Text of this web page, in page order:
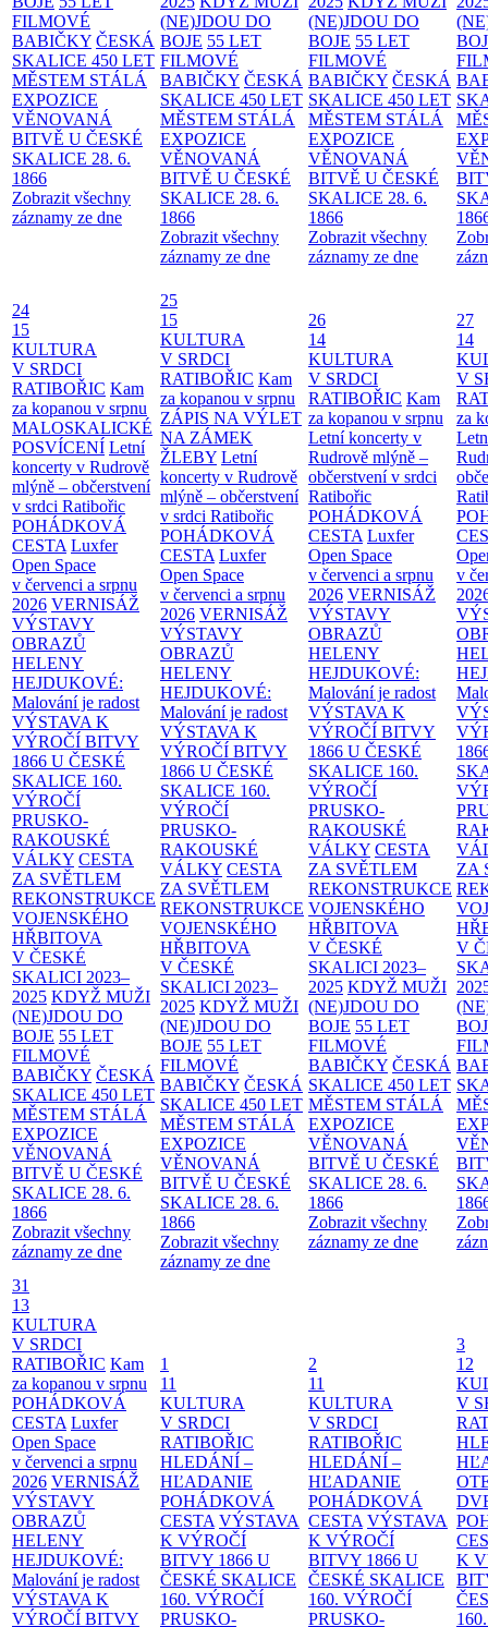
FILMOVÉ
BABIČKY ČESKÁ
SKALICE 450 LET
MĚSTEM STÁLÁ
EXPOZICE
VĚNOVANÁ
BITVĚ U ČESKÉ
SKALICE 28. 6.
1866
Zobrazit všechny
záznamy ze dne
(NE)JDOU DO
BOJE 55 LET
FILMOVÉ
BABIČKY ČESKÁ
SKALICE 450 LET
MĚSTEM STÁLÁ
EXPOZICE
VĚNOVANÁ
BITVĚ U ČESKÉ
SKALICE 28. 6.
1866
Zobrazit všechny
záznamy ze dne
(NE)JDOU DO
BOJE 55 LET
FILMOVÉ
BABIČKY ČESKÁ
SKALICE 450 LET
MĚSTEM STÁLÁ
EXPOZICE
VĚNOVANÁ
BITVĚ U ČESKÉ
SKALICE 28. 6.
1866
Zobrazit všechny
záznamy ze dne
24
15
KULTURA
V SRDCI
RATIBOŘIC Kam
za kopanou v srpnu
MALOSKALICKÉ
POSVÍCENÍ Letní
koncerty v Rudrově
mlýně – občerstvení
v srdci Ratibořic
POHÁDKOVÁ
CESTA Luxfer
Open Space
v červenci a srpnu
2026 VERNISÁŽ
VÝSTAVY
OBRAZŮ
HELENY
HEJDUKOVÉ:
Malování je radost
VÝSTAVA K
VÝROČÍ BITVY
1866 U ČESKÉ
SKALICE 160.
VÝROČÍ
PRUSKO-
RAKOUSKÉ
VÁLKY CESTA
ZA SVĚTLEM
REKONSTRUKCE
VOJENSKÉHO
HŘBITOVA
V ČESKÉ
SKALICI 2023–
2025 KDYŽ MUŽI
(NE)JDOU DO
BOJE 55 LET
FILMOVÉ
BABIČKY ČESKÁ
SKALICE 450 LET
MĚSTEM STÁLÁ
EXPOZICE
VĚNOVANÁ
BITVĚ U ČESKÉ
SKALICE 28. 6.
1866
Zobrazit všechny
záznamy ze dne
25
15
KULTURA
V SRDCI
RATIBOŘIC Kam
za kopanou v srpnu
ZÁPIS NA VÝLET
NA ZÁMEK
ŽLEBY Letní
koncerty v Rudrově
mlýně – občerstvení
v srdci Ratibořic
POHÁDKOVÁ
CESTA Luxfer
Open Space
v červenci a srpnu
2026 VERNISÁŽ
VÝSTAVY
OBRAZŮ
HELENY
HEJDUKOVÉ:
Malování je radost
VÝSTAVA K
VÝROČÍ BITVY
1866 U ČESKÉ
SKALICE 160.
VÝROČÍ
PRUSKO-
RAKOUSKÉ
VÁLKY CESTA
ZA SVĚTLEM
REKONSTRUKCE
VOJENSKÉHO
HŘBITOVA
V ČESKÉ
SKALICI 2023–
2025 KDYŽ MUŽI
(NE)JDOU DO
BOJE 55 LET
FILMOVÉ
BABIČKY ČESKÁ
SKALICE 450 LET
MĚSTEM STÁLÁ
EXPOZICE
VĚNOVANÁ
BITVĚ U ČESKÉ
SKALICE 28. 6.
1866
Zobrazit všechny
záznamy ze dne
26
14
KULTURA
V SRDCI
RATIBOŘIC Kam
za kopanou v srpnu
Letní koncerty v
Rudrově mlýně –
občerstvení v srdci
Ratibořic
POHÁDKOVÁ
CESTA Luxfer
Open Space
v červenci a srpnu
2026 VERNISÁŽ
VÝSTAVY
OBRAZŮ
HELENY
HEJDUKOVÉ:
Malování je radost
VÝSTAVA K
VÝROČÍ BITVY
1866 U ČESKÉ
SKALICE 160.
VÝROČÍ
PRUSKO-
RAKOUSKÉ
VÁLKY CESTA
ZA SVĚTLEM
REKONSTRUKCE
VOJENSKÉHO
HŘBITOVA
V ČESKÉ
SKALICI 2023–
2025 KDYŽ MUŽI
(NE)JDOU DO
BOJE 55 LET
FILMOVÉ
BABIČKY ČESKÁ
SKALICE 450 LET
MĚSTEM STÁLÁ
EXPOZICE
VĚNOVANÁ
BITVĚ U ČESKÉ
SKALICE 28. 6.
1866
Zobrazit všechny
záznamy ze dne
27
14
V
za
v
ZA
V
31
13
KULTURA
V SRDCI
RATIBOŘIC Kam
za kopanou v srpnu
POHÁDKOVÁ
CESTA Luxfer
Open Space
v červenci a srpnu
2026 VERNISÁŽ
VÝSTAVY
OBRAZŮ
HELENY
HEJDUKOVÉ:
Malování je radost
VÝSTAVA K
VÝROČÍ BITVY
1
11
KULTURA
V SRDCI
RATIBOŘIC
HLEDÁNÍ –
HĽADANIE
POHÁDKOVÁ
CESTA VÝSTAVA
K VÝROČÍ
BITVY 1866 U
ČESKÉ SKALICE
160. VÝROČÍ
PRUSKO-
2
11
KULTURA
V SRDCI
RATIBOŘIC
HLEDÁNÍ –
HĽADANIE
POHÁDKOVÁ
CESTA VÝSTAVA
K VÝROČÍ
BITVY 1866 U
ČESKÉ SKALICE
160. VÝROČÍ
PRUSKO-
3
12
V
K